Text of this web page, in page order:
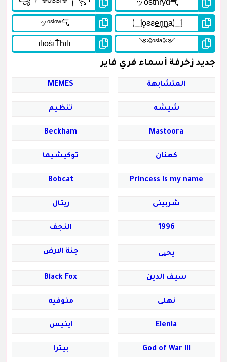
جديد زخرفة أسماء فري فاير
المتشابهة MEMES
شيشه تنظيم
Mastoora
Beckham
كعنان توكيشيما
Princess is my name
Bobcat
شربينى ريتال
1996 النجف
يحیى جنة الارض
سيف الدين Black Fox
نهلى منوفيه
Elenia اينيس
God of War III بيترا